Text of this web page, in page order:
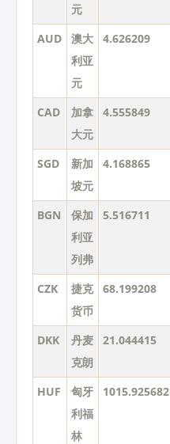
元
AUD
澳大
利亚
元
4.626209
CAD
加拿
大元
4.555849
SGD
新加
坡元
4.168865
BGN
保加
利亚
列弗
5.516711
CZK
捷克
货币
68.199208
DKK
丹麦
克朗
21.044415
HUF
匈牙
利福
林
1015.925682